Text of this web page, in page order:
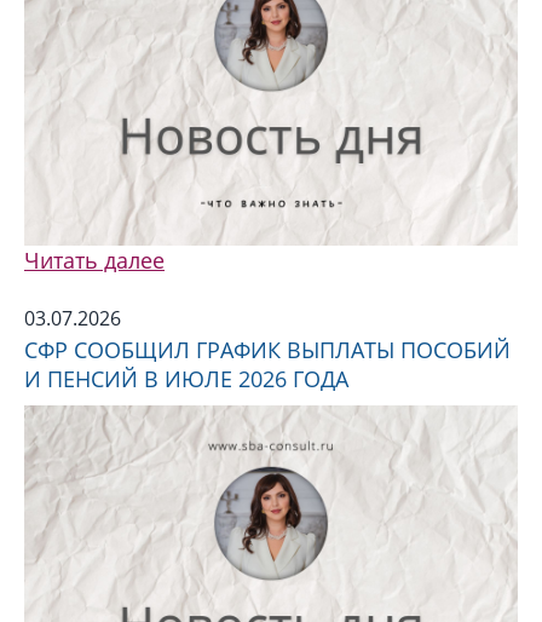
Читать далее
03.07.2026
СФР СООБЩИЛ ГРАФИК ВЫПЛАТЫ ПОСОБИЙ
И ПЕНСИЙ В ИЮЛЕ 2026 ГОДА